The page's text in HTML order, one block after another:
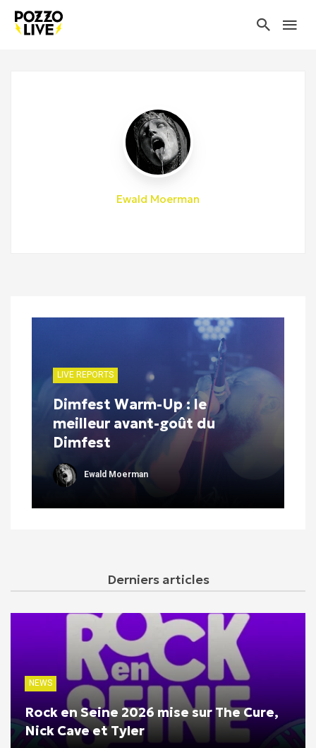
Ewald Moerman
LIVE REPORTS
Dimfest Warm-Up : le
meilleur avant-goût du
Dimfest
Ewald Moerman
Derniers articles
NEWS
Rock en Seine 2026 mise sur The Cure,
Nick Cave et Tyler